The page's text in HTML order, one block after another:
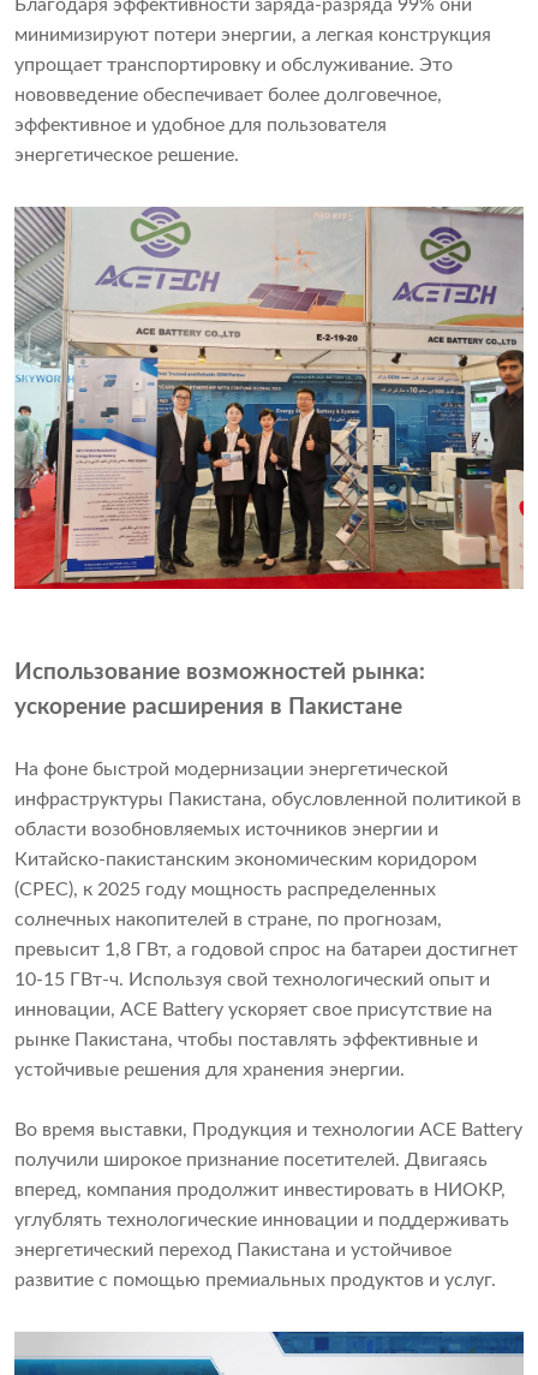
Благодаря эффективности заряда-разряда 99% они
минимизируют потери энергии, а легкая конструкция
упрощает транспортировку и обслуживание. Это
нововведение обеспечивает более долговечное,
эффективное и удобное для пользователя
энергетическое решение.
Использование возможностей рынка:
ускорение расширения в Пакистане
На фоне быстрой модернизации энергетической
инфраструктуры Пакистана, обусловленной политикой в
​​области возобновляемых источников энергии и
Китайско-пакистанским экономическим коридором
(CPEC), к 2025 году мощность распределенных
солнечных накопителей в стране, по прогнозам,
превысит 1,8 ГВт, а годовой спрос на батареи достигнет
10-15 ГВт-ч. Используя свой технологический опыт и
инновации, ACE Battery ускоряет свое присутствие на
рынке Пакистана, чтобы поставлять эффективные и
устойчивые решения для хранения энергии.
Во время выставки, Продукция и технологии ACE Battery
получили широкое признание посетителей. Двигаясь
вперед, компания продолжит инвестировать в НИОКР,
углублять технологические инновации и поддерживать
энергетический переход Пакистана и устойчивое
развитие с помощью премиальных продуктов и услуг.